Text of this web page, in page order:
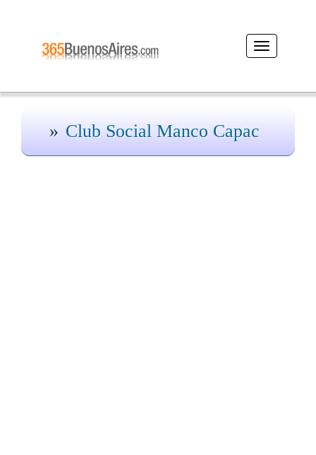
Desplegar
navegación
Club Social Manco Capac